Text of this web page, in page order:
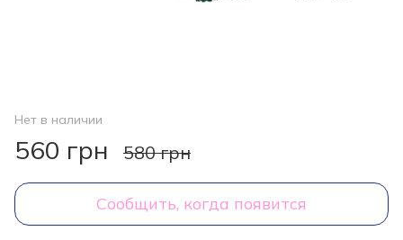
Нет в наличии
560 грн 580 грн
Сообщить, когда появится